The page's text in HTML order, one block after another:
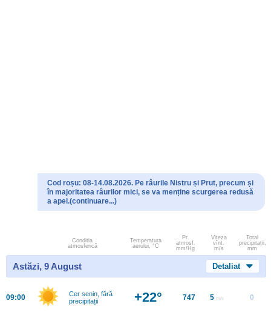
Cod roșu: 08-14.08.2026. Pe râurile Nistru și Prut, precum și
în majoritatea râurilor mici, se va menține scurgerea redusă
a apei.(continuare...)
Conditia
atmosferică
Temperatura
aerului, °C
Pr.
atmosf.
mm/Hg
Viteza
vînt.
m/s
Total
precipitații,
mm
Astăzi, 9 August Detaliat
09:00
Cer senin, fără
precipitații
+22° 747 5 m/s 0